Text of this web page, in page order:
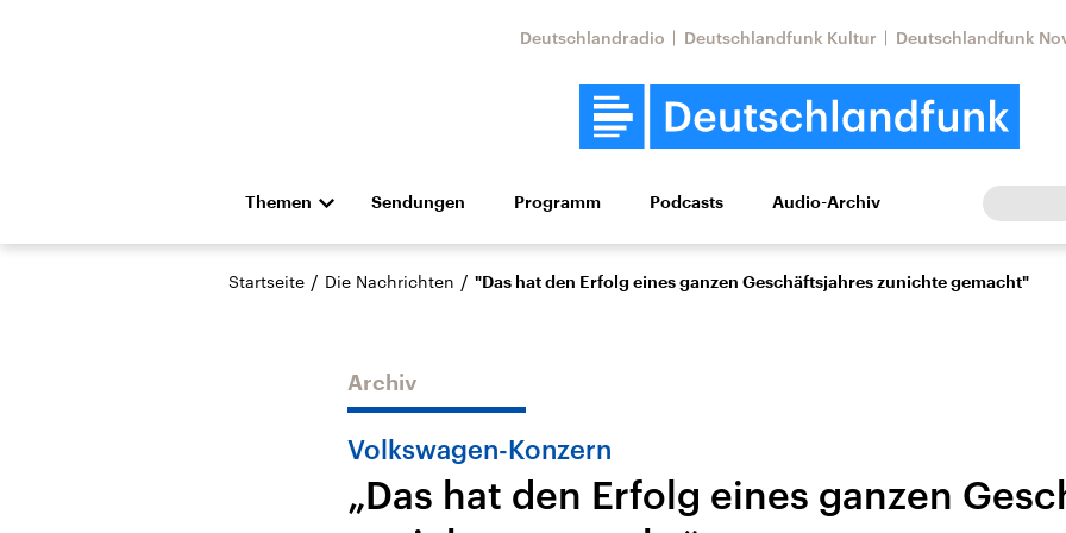
Deutschlandradio Deutschlandfunk Kultur Deutschlandfunk
Themen
Die Nachrichten Politik Wirtschaft Wissen Kultur Europa
Hörspiel und Feature Musik
Landtagswahl Sachsen-
Anhalt 2026
USA
Nahostkonflikt
Aktuelle Lage und
Iran
Sendungen Programm Podcasts Audio-Archiv
Startseite / Die Nachrichten / "Das hat den Erfolg eines ganzen Geschäftsjahres zunichte gemacht"
Archiv
Volkswagen-Konzern
„Das hat den Erfolg eines ganzen